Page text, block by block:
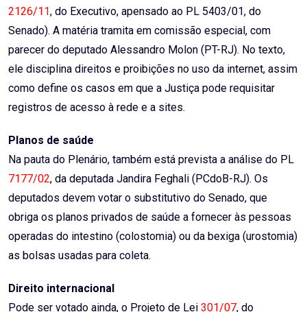
2126/11, do Executivo, apensado ao PL 5403/01, do
Senado). A matéria tramita em comissão especial, com
parecer do deputado Alessandro Molon (PT-RJ). No texto,
ele disciplina direitos e proibições no uso da internet, assim
como define os casos em que a Justiça pode requisitar
registros de acesso à rede e a sites.
Planos de saúde
Na pauta do Plenário, também está prevista a análise do PL
7177/02, da deputada Jandira Feghali (PCdoB-RJ). Os
deputados devem votar o substitutivo do Senado, que
obriga os planos privados de saúde a fornecer às pessoas
operadas do intestino (colostomia) ou da bexiga (urostomia)
as bolsas usadas para coleta.
Direito internacional
Pode ser votado ainda, o Projeto de Lei 301/07, do